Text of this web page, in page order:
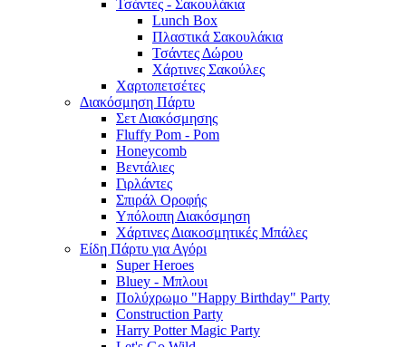
Τσάντες - Σακουλάκια
Lunch Box
Πλαστικά Σακουλάκια
Τσάντες Δώρου
Χάρτινες Σακούλες
Χαρτοπετσέτες
Διακόσμηση Πάρτυ
Σετ Διακόσμησης
Fluffy Pom - Pom
Honeycomb
Βεντάλιες
Γιρλάντες
Σπιράλ Οροφής
Υπόλοιπη Διακόσμηση
Χάρτινες Διακοσμητικές Μπάλες
Είδη Πάρτυ για Αγόρι
Super Heroes
Bluey - Μπλουι
Πολύχρωμο "Happy Birthday" Party
Construction Party
Harry Potter Magic Party